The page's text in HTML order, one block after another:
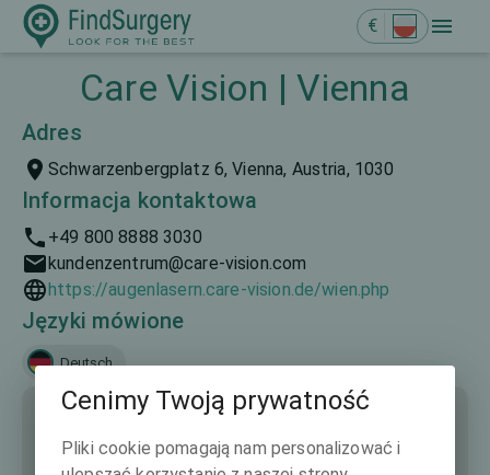
€
Care Vision | Vienna
Adres
Schwarzenbergplatz 6, Vienna, Austria, 1030
Informacja kontaktowa
+49 800 8888 3030
kundenzentrum@care-vision.com
https://augenlasern.care-vision.de/wien.php
Języki mówione
Deutsch
Cenimy Twoją prywatność
Pliki cookie pomagają nam personalizować i